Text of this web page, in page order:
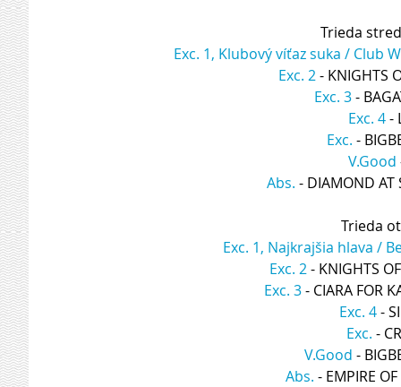
Trieda
Exc. 1, Klubový víťaz suka / Club
Exc. 2 - KNIGHTS
Exc. 3 -
Exc. 4 -
Exc. -
V.Good
Abs. - DIAMOND AT
Trieda
Exc. 1, Najkrajšia hlava /
Exc. 2 - KNIGHTS
Exc. 3 - CIARA FOR
Exc. 4 -
Exc. -
V.Good -
Abs. - EMPIRE